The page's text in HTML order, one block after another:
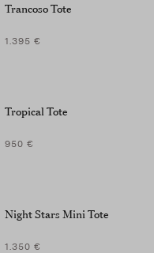
Trancoso Tote
1.395 €
Tropical Tote
950 €
Night Stars Mini Tote
1.350 €